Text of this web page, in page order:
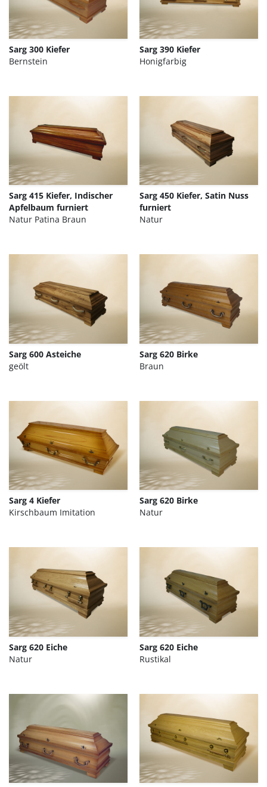
Sarg 300 Kiefer
Bernstein
Sarg 390 Kiefer
Honigfarbig
Sarg 415 Kiefer, Indischer
Apfelbaum furniert
Natur Patina Braun
Sarg 450 Kiefer, Satin Nuss
furniert
Natur
Sarg 600 Asteiche
geölt
Sarg 620 Birke
Braun
Sarg 4 Kiefer
Kirschbaum Imitation
Sarg 620 Birke
Natur
Sarg 620 Eiche
Natur
Sarg 620 Eiche
Rustikal